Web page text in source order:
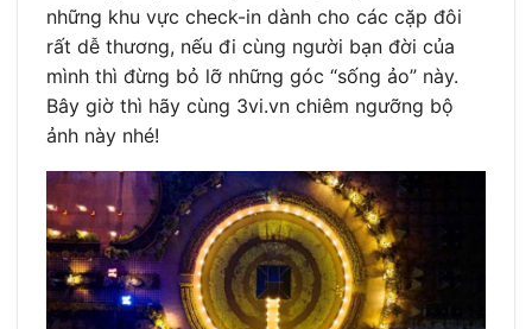
những khu vực check-in dành cho các cặp đôi
rất dễ thương, nếu đi cùng người bạn đời của
mình thì đừng bỏ lỡ những góc “sống ảo” này.
Bây giờ thì hãy cùng 3vi.vn chiêm ngưỡng bộ
ảnh này nhé!